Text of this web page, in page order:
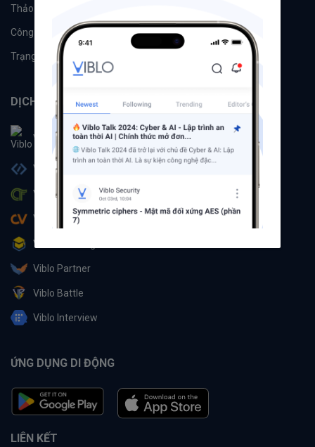
Thảo luận
Công cụ Machine Learning
Trạng thái hệ thống
DỊCH VỤ
Viblo
Viblo Code
Viblo CTF
Viblo CV
Viblo Learning
Viblo Partner
Viblo Battle
Viblo Interview
ỨNG DỤNG DI ĐỘNG
LIÊN KẾT